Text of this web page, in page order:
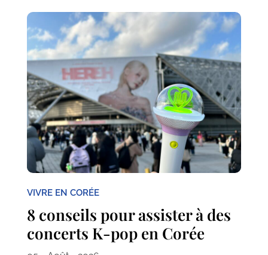
VIVRE EN CORÉE
8 conseils pour assister à des
concerts K-pop en Corée